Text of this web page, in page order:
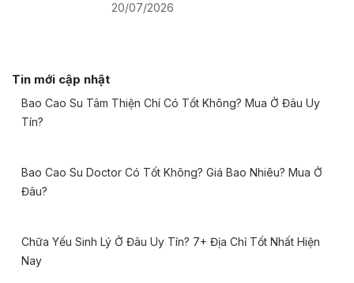
20/07/2026
Tin mới cập nhật
Bao Cao Su Tâm Thiện Chí Có Tốt Không? Mua Ở Đâu Uy
Tín?
Bao Cao Su Doctor Có Tốt Không? Giá Bao Nhiêu? Mua Ở
Đâu?
Chữa Yếu Sinh Lý Ở Đâu Uy Tín? 7+ Địa Chỉ Tốt Nhất Hiện
Nay